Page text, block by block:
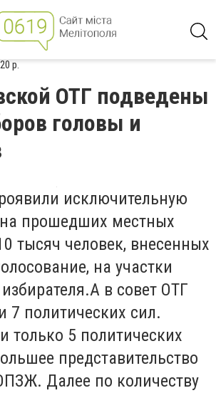
р.
ОТГ подведены
головы и
исключительную
прошедших местных
тысяч человек, внесенных
на участки
в совет ОТГ
7 политических сил.
только 5 политических
представительство
Далее по количеству